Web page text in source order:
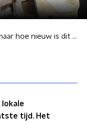
Crowdfunding boomt, maar hoe nieuw is dit vrijgevige gedrag?
lokale
tijd. Het